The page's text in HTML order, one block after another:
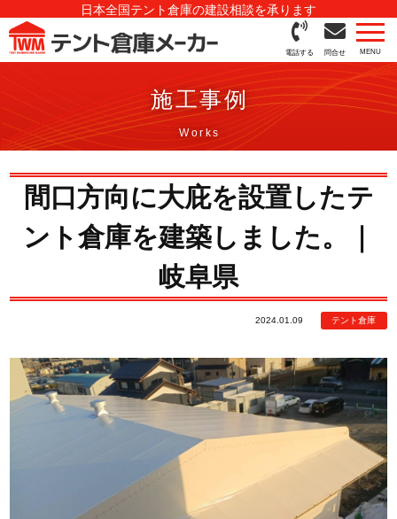
日本全国テント倉庫の建設相談を承ります
電話する 問合せ
施工事例
間口方向に大庇を設置したテ
ント倉庫を建築しました。｜
岐阜県
2024.01.09 テント倉庫